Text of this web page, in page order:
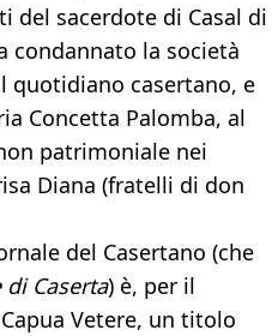
del sacerdote di Casal di
condannato la società
quotidiano casertano, e
Concetta Palomba, al
patrimoniale nei
Diana (fratelli di don
del Casertano (che
di Caserta) è, per il
Vetere, un titolo